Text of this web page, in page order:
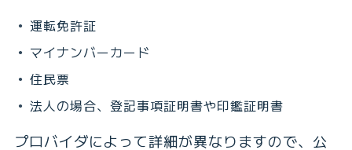
運転免許証
マイナンバーカード
住民票
法人の場合、登記事項証明書や印鑑証明書
プロバイダによって詳細が異なりますので、公